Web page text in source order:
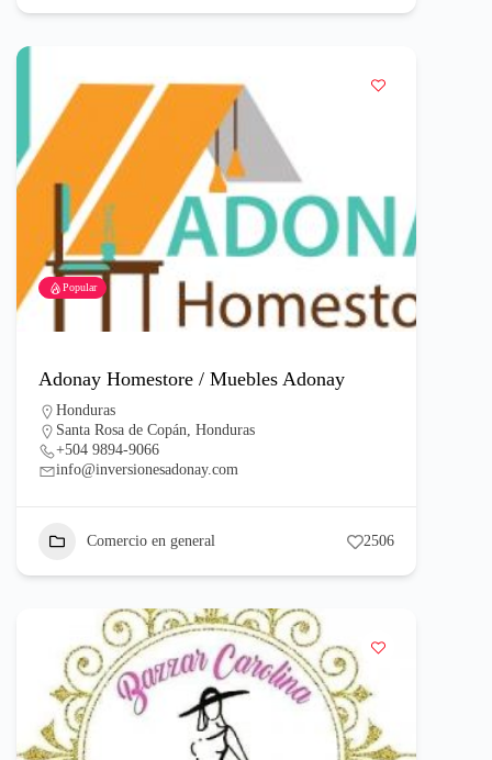
Popular
Adonay Homestore / Muebles Adonay
Honduras
Santa Rosa de Copán, Honduras
+504 9894-9066
info@inversionesadonay.com
Comercio en general 2506